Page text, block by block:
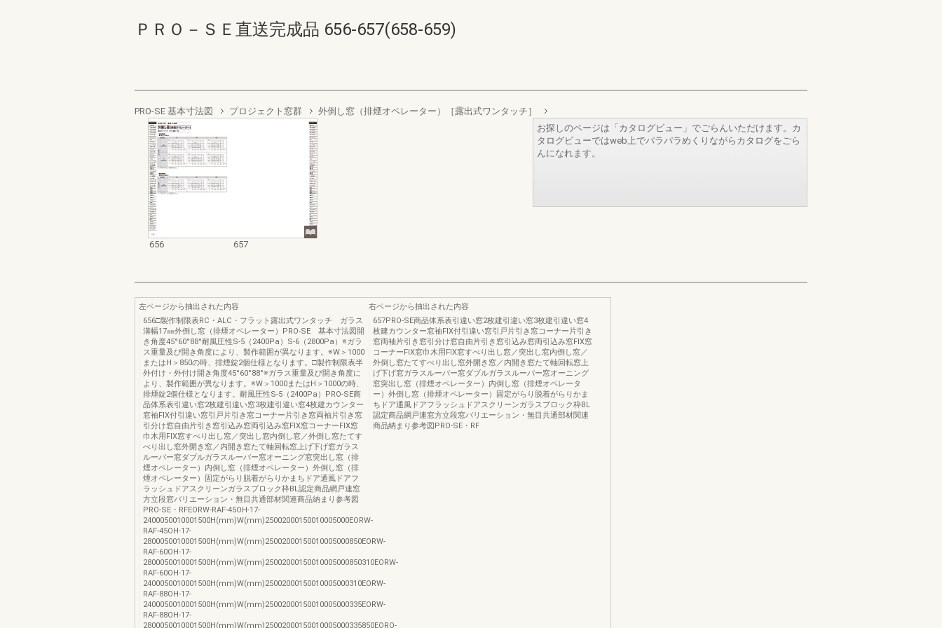
ＰＲＯ－ＳＥ直送完成品 656-657(658-659)
PRO-SE 基本寸法図 プロジェクト窓群 外倒し窓（排煙オペレーター）［露出式ワンタッチ］
656 657
お探しのページは「カタログビュー」でごらんいただけます。カ
タログビューではweb上でパラパラめくりながらカタログをごら
んになれます。
左ページから抽出された内容
656□製作制限表RC・ALC・フラット露出式ワンタッチ ガラス
溝幅17㎜外倒し窓（排煙オペレーター）PRO-SE 基本寸法図開
き角度45°60°88°耐風圧性S-5（2400Pa）S-6（2800Pa）※ガラ
ス重量及び開き角度により、製作範囲が異なります。※W＞1000
またはH＞850の時、排煙錠2個仕様となります。□製作制限表半
外付け・外付け開き角度45°60°88°※ガラス重量及び開き角度に
より、製作範囲が異なります。※W＞1000またはH＞1000の時、
排煙錠2個仕様となります。耐風圧性S-5（2400Pa）PRO-SE商
品体系表引違い窓2枚建引違い窓3枚建引違い窓4枚建カウンター
窓袖FIX付引違い窓引戸片引き窓コーナー片引き窓両袖片引き窓
引分け窓自由片引き窓引込み窓両引込み窓FIX窓コーナーFIX窓
巾木用FIX窓すべり出し窓／突出し窓内倒し窓／外倒し窓たてす
べり出し窓外開き窓／内開き窓たて軸回転窓上げ下げ窓ガラス
ルーバー窓ダブルガラスルーバー窓オーニング窓突出し窓（排
煙オペレーター）内倒し窓（排煙オペレーター）外倒し窓（排
煙オペレーター）固定がらり脱着がらりかまちドア通風ドアフ
ラッシュドアスクリーンガラスブロック枠BL認定商品網戸連窓
方立段窓バリエーション・無目共通部材関連商品納まり参考図
PRO-SE・RFEORW-RAF-45OH-17-
2400050010001500H(mm)W(mm)25002000150010005000EORW-
RAF-45OH-17-
2800050010001500H(mm)W(mm)25002000150010005000850EORW-
RAF-60OH-17-
2800050010001500H(mm)W(mm)25002000150010005000850310EORW-
RAF-60OH-17-
2400050010001500H(mm)W(mm)25002000150010005000310EORW-
RAF-88OH-17-
2400050010001500H(mm)W(mm)25002000150010005000335EORW-
RAF-88OH-17-
2800050010001500H(mm)W(mm)25002000150010005000335850EORO-
右ページから抽出された内容
657PRO-SE商品体系表引違い窓2枚建引違い窓3枚建引違い窓4
枚建カウンター窓袖FIX付引違い窓引戸片引き窓コーナー片引き
窓両袖片引き窓引分け窓自由片引き窓引込み窓両引込み窓FIX窓
コーナーFIX窓巾木用FIX窓すべり出し窓／突出し窓内倒し窓／
外倒し窓たてすべり出し窓外開き窓／内開き窓たて軸回転窓上
げ下げ窓ガラスルーバー窓ダブルガラスルーバー窓オーニング
窓突出し窓（排煙オペレーター）内倒し窓（排煙オペレータ
ー）外倒し窓（排煙オペレーター）固定がらり脱着がらりかま
ちドア通風ドアフラッシュドアスクリーンガラスブロック枠BL
認定商品網戸連窓方立段窓バリエーション・無目共通部材関連
商品納まり参考図PRO-SE・RF